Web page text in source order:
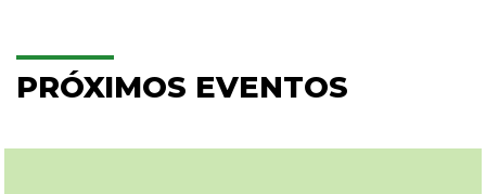
PRÓXIMOS EVENTOS